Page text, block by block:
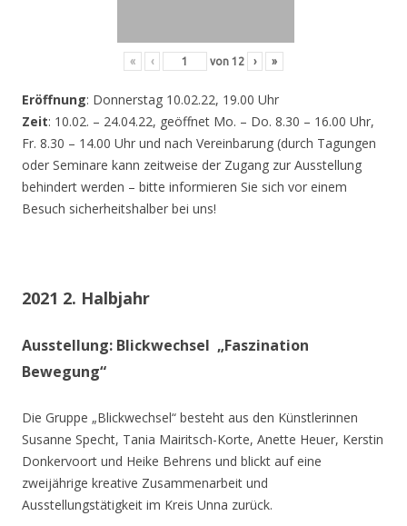
« ‹ von 12 › »
Eröffnung: Donnerstag 10.02.22, 19.00 Uhr
Zeit: 10.02. – 24.04.22, geöffnet Mo. – Do. 8.30 – 16.00 Uhr,
Fr. 8.30 – 14.00 Uhr und nach Vereinbarung (durch Tagungen
oder Seminare kann zeitweise der Zugang zur Ausstellung
behindert werden – bitte informieren Sie sich vor einem
Besuch sicherheitshalber bei uns!
2021 2. Halbjahr
Ausstellung: Blickwechsel „Faszination
Bewegung“
Die Gruppe „Blickwechsel“ besteht aus den Künstlerinnen
Susanne Specht, Tania Mairitsch-Korte, Anette Heuer, Kerstin
Donkervoort und Heike Behrens und blickt auf eine
zweijährige kreative Zusammenarbeit und
Ausstellungstätigkeit im Kreis Unna zurück.